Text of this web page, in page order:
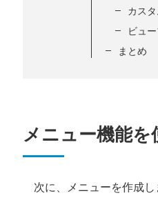
カス
ビュ
まとめ
メニュー機能を
次に、メニューを作成